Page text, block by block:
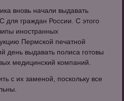
вновь начали выдавать
граждан России. С этого
иностранных
Пермской печатной
день выдавать полиса готовы
медицинский компаний.
с их заменой, поскольку все